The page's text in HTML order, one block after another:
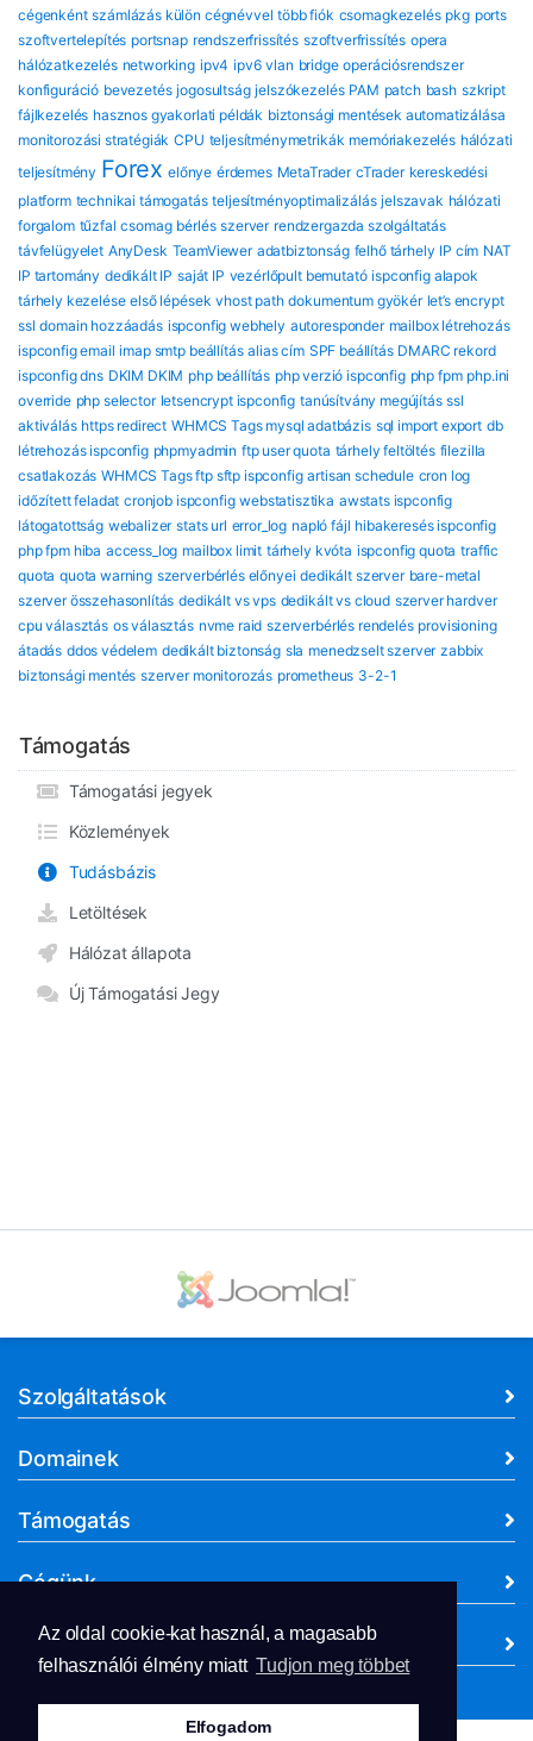
Az oldal cookie-kat használ, a magasabb
felhasználói élmény miatt Tudjon meg többet
Elfogadom
cégenként számlázás külön cégnévvel több fiók csomagkezelés pkg ports
szoftvertelepítés portsnap rendszerfrissítés szoftverfrissítés opera
hálózatkezelés networking ipv4 ipv6 vlan bridge operációsrendszer
konfiguráció bevezetés jogosultság jelszókezelés PAM patch bash szkript
fájlkezelés hasznos gyakorlati példák biztonsági mentések automatizálása
monitorozási stratégiák CPU teljesítménymetrikák memóriakezelés hálózati
teljesítmény Forex előnye érdemes MetaTrader cTrader kereskedési
platform technikai támogatás teljesítményoptimalizálás jelszavak hálózati
forgalom tűzfal csomag bérlés szerver rendzergazda szolgáltatás
távfelügyelet AnyDesk TeamViewer adatbiztonság felhő tárhely IP cím NAT
IP tartomány dedikált IP saját IP vezérlőpult bemutató ispconfig alapok
tárhely kezelése első lépések vhost path dokumentum gyökér let’s encrypt
ssl domain hozzáadás ispconfig webhely autoresponder mailbox létrehozás
ispconfig email imap smtp beállítás alias cím SPF beállítás DMARC rekord
ispconfig dns DKIM DKIM php beállítás php verzió ispconfig php fpm php.ini
override php selector letsencrypt ispconfig tanúsítvány megújítás ssl
aktiválás https redirect WHMCS Tags mysql adatbázis sql import export db
létrehozás ispconfig phpmyadmin ftp user quota tárhely feltöltés filezilla
csatlakozás WHMCS Tags ftp sftp ispconfig artisan schedule cron log
időzített feladat cronjob ispconfig webstatisztika awstats ispconfig
látogatottság webalizer stats url error_log napló fájl hibakeresés ispconfig
php fpm hiba access_log mailbox limit tárhely kvóta ispconfig quota traffic
quota quota warning szerverbérlés előnyei dedikált szerver bare-metal
szerver összehasonlítás dedikált vs vps dedikált vs cloud szerver hardver
cpu választás os választás nvme raid szerverbérlés rendelés provisioning
átadás ddos védelem dedikált biztonság sla menedzselt szerver zabbix
biztonsági mentés szerver monitorozás prometheus 3-2-1
Támogatás
Támogatási jegyek
Közlemények
Tudásbázis
Letöltések
Hálózat állapota
Új Támogatási Jegy
Szolgáltatások
Domainek
Támogatás
Cégünk
Dokumentumok